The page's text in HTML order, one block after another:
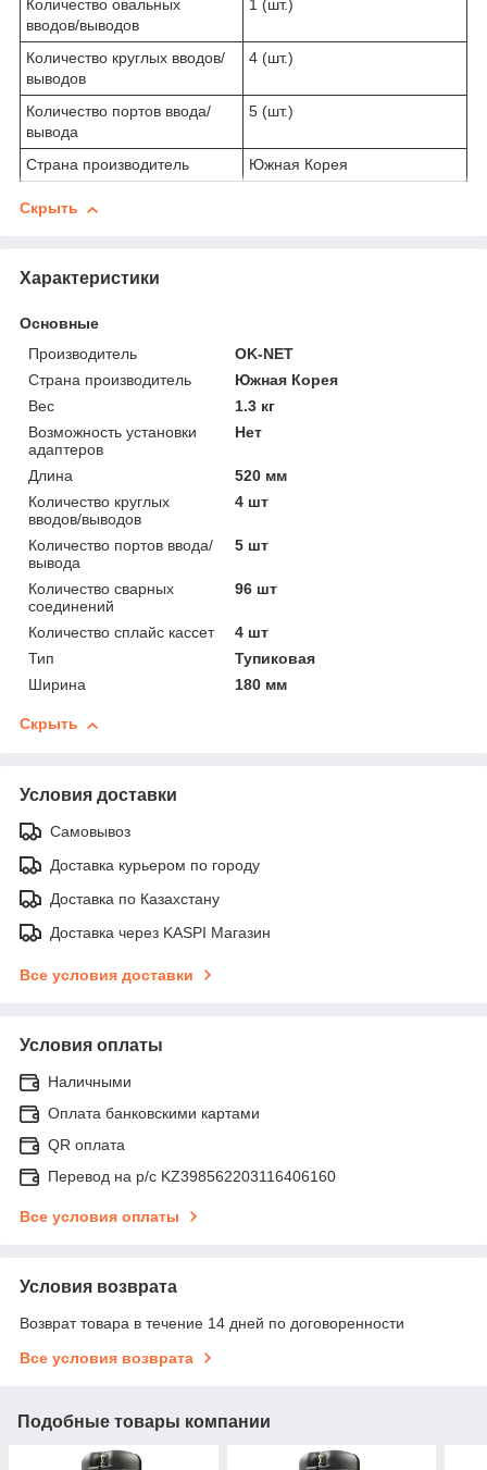
Количество овальных
вводов/выводов
1 (шт.)
Количество круглых вводов/
выводов
4 (шт.)
Количество портов ввода/
вывода
5 (шт.)
Страна производитель Южная Корея
Скрыть
Характеристики
Основные
Производитель
OK-NET
Страна производитель
Южная Корея
Вес
1.3 кг
Возможность установки
адаптеров
Нет
Длина
520 мм
Количество круглых
вводов/выводов
4 шт
Количество портов ввода/
вывода
5 шт
Количество сварных
соединений
96 шт
Количество сплайс кассет
4 шт
Тип
Тупиковая
Ширина
180 мм
Скрыть
Условия доставки
Самовывоз
Доставка курьером по городу
Доставка по Казахстану
Доставка через KASPI Магазин
Все условия доставки
Условия оплаты
Наличными
Оплата банковскими картами
QR оплата
Перевод на р/с KZ398562203116406160
Все условия оплаты
Условия возврата
Возврат товара в течение 14 дней по договоренности
Все условия возврата
Подобные товары компании